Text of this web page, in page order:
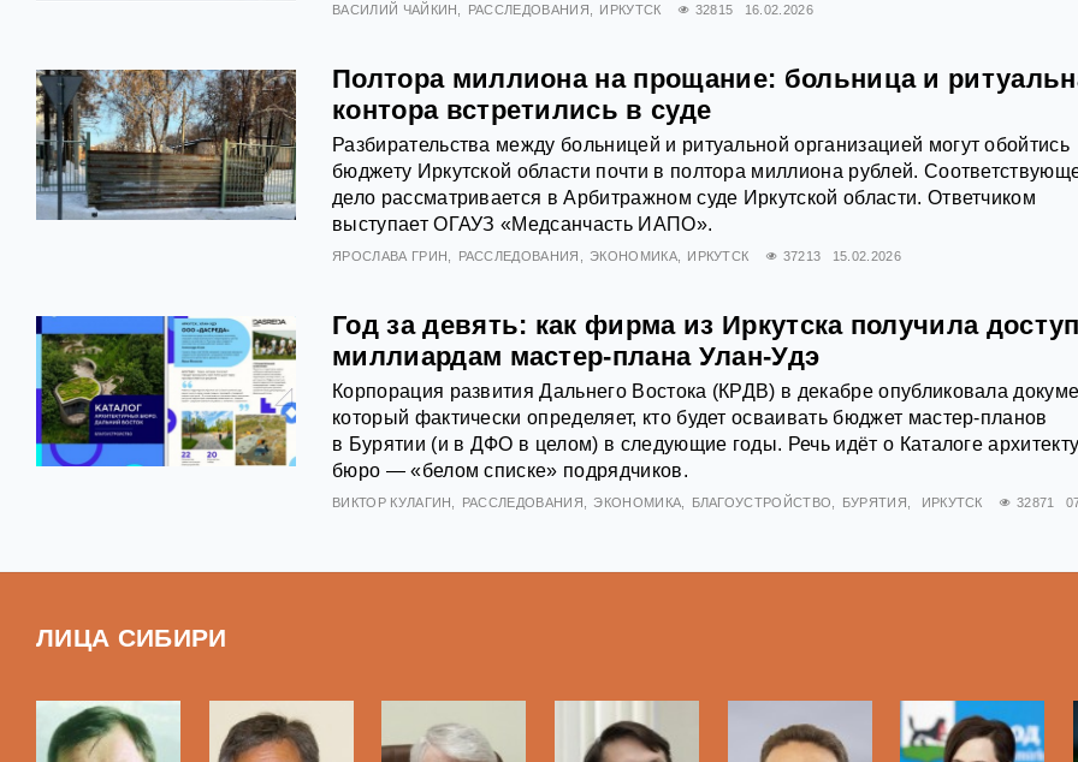
ВАСИЛИЙ ЧАЙКИН РАССЛЕДОВАНИЯ ИРКУТСК 32815 16.02.2026
Полтора миллиона на прощание: больница и
контора встретились в суде
Разбирательства между больницей и ритуальной организацией могут обойтись
бюджету Иркутской области почти в полтора миллиона рублей.
дело рассматривается в Арбитражном суде Иркутской области. Ответчиком
выступает ОГАУЗ «Медсанчасть ИАПО».
ЯРОСЛАВА ГРИН РАССЛЕДОВАНИЯ ЭКОНОМИКА ИРКУТСК 37213 15.02.2026
Год за девять: как фирма из Иркутска получила
миллиардам мастер-плана Улан-Удэ
Корпорация развития Дальнего Востока (КРДВ) в декабре опубликовала
который фактически определяет, кто будет осваивать бюджет мастер-планов
в Бурятии (и в ДФО в целом) в следующие годы. Речь идёт о Каталоге
бюро — «белом списке» подрядчиков.
ВИКТОР КУЛАГИН РАССЛЕДОВАНИЯ ЭКОНОМИКА БЛАГОУСТРОЙСТВО БУРЯТИЯ ИРКУТСК 32871
ЛИЦА СИБИРИ